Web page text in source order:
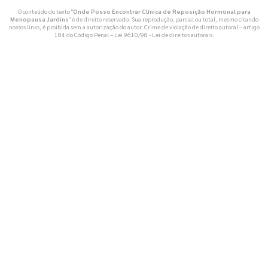
O conteúdo do texto "Onde Posso Encontrar Clínica de Reposição Hormonal para
Menopausa Jardins" é de direito reservado. Sua reprodução, parcial ou total, mesmo citando
nossos links, é proibida sem a autorização do autor. Crime de violação de direito autoral – artigo
184 do Código Penal – Lei 9610/98 - Lei de direitos autorais.